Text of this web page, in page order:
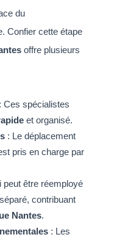
du
Confier cette étape
offre plusieurs
spécialistes
et organisé.
: Le déplacement
pris en charge par
peut être réemployé
contribuant
Nantes.
: Les